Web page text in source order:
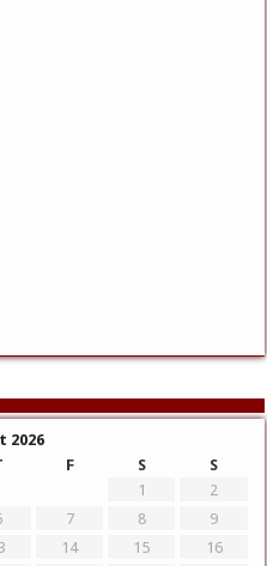
2026
F S
S
1
2
7 8
9
14 15
16